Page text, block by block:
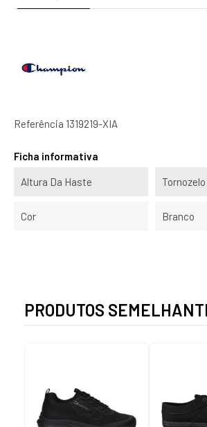
Referência 1319219-XIA
Ficha informativa
Altura Da Haste Tornozelo
Cor Branco
PRODUTOS